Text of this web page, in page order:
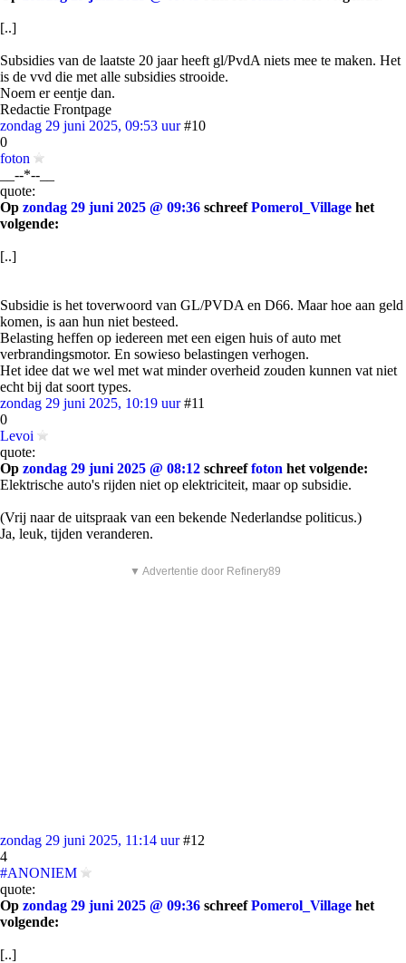
[..]
Subsidies van de laatste 20 jaar heeft gl/PvdA niets mee te maken. Het
is de vvd die met alle subsidies strooide.
Noem er eentje dan.
Redactie Frontpage
zondag 29 juni 2025, 09:53 uur #10
0
foton
__--*--__
quote:
Op zondag 29 juni 2025 @ 09:36 schreefPomerol_Village het
volgende:
[..]
Subsidie is het toverwoord van GL/PVDA en D66. Maar hoe aan geld
komen, is aan hun niet besteed.
Belasting heffen op iedereen met een eigen huis of auto met
verbrandingsmotor. En sowieso belastingen verhogen.
Het idee dat we wel met wat minder overheid zouden kunnen vat niet
echt bij dat soort types.
zondag 29 juni 2025, 10:19 uur #11
0
Levoi
quote:
Op zondag 29 juni 2025 @ 08:12 schreeffoton het volgende:
Elektrische auto's rijden niet op elektriciteit, maar op subsidie.
(Vrij naar de uitspraak van een bekende Nederlandse politicus.)
Ja, leuk, tijden veranderen.
▼ Advertentie door Refinery89
zondag 29 juni 2025, 11:14 uur #12
4
#ANONIEM
quote:
Op zondag 29 juni 2025 @ 09:36 schreefPomerol_Village het
volgende:
[..]